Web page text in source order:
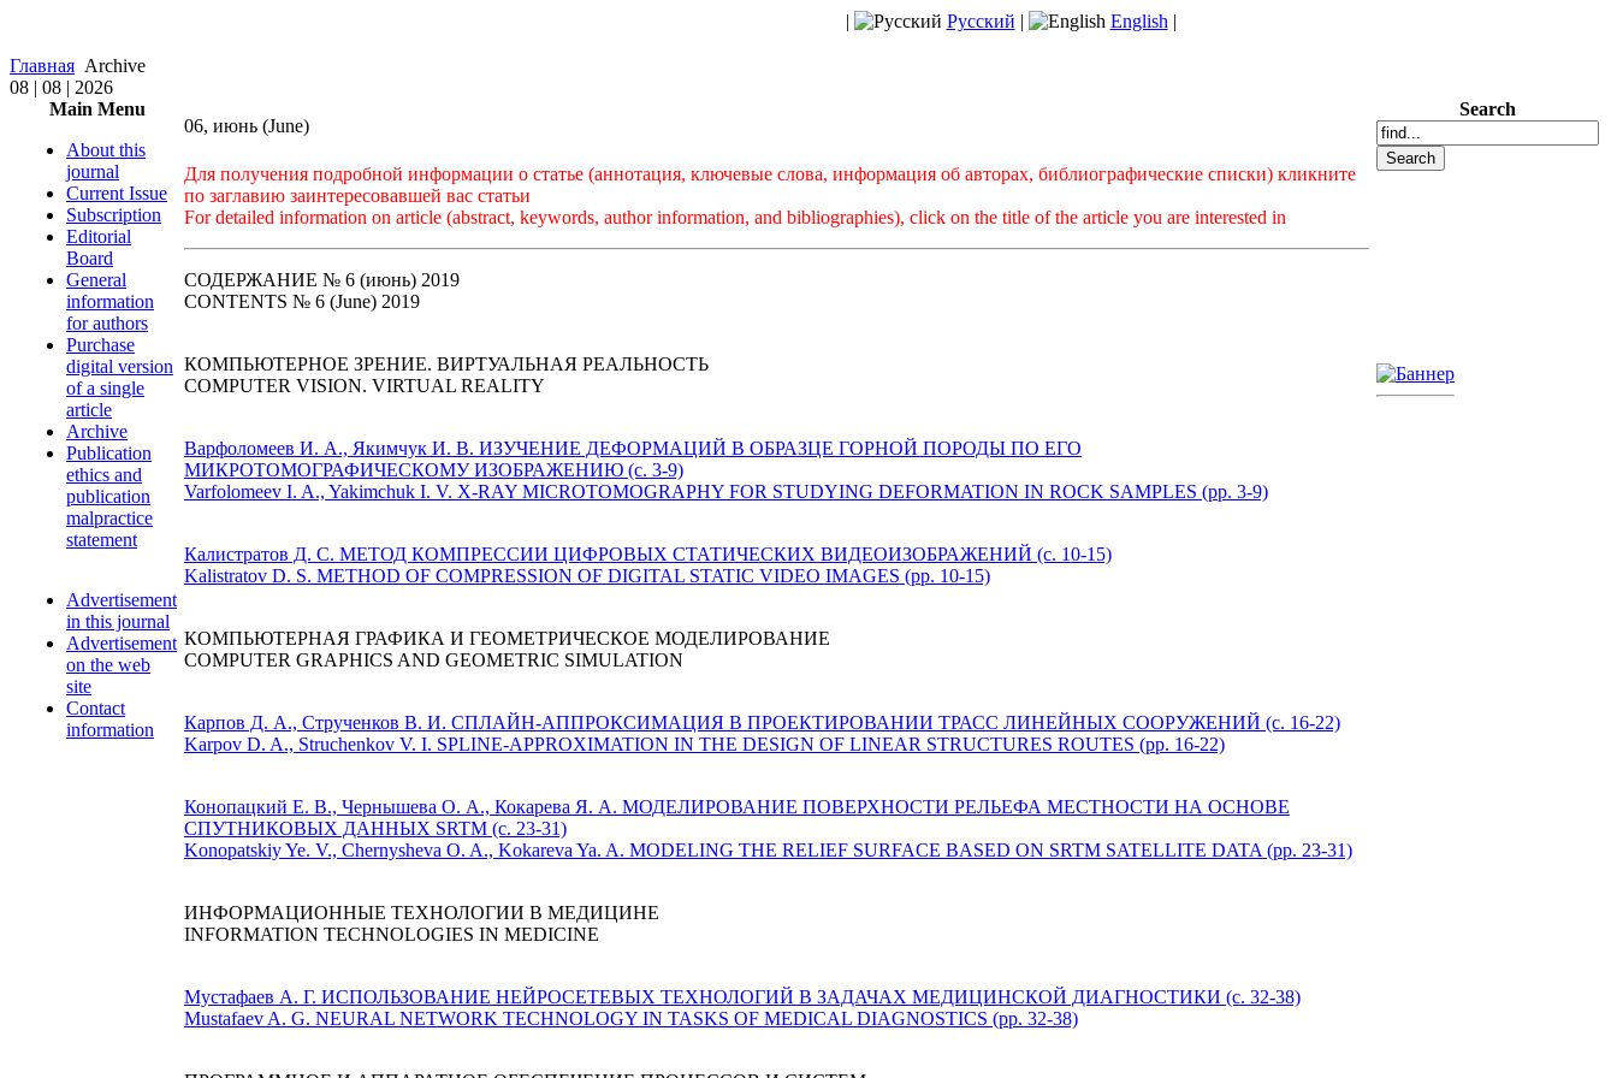
| Русский | English |
Главная Archive
08 | 08 | 2026
Main Menu
About this
journal
Current Issue
Subscription
Editorial
Board
General
information
for authors
Purchase
digital version
of a single
article
Archive
Publication
ethics and
publication
malpractice
statement
Advertisement
in this journal
Advertisement
on the web
site
Contact
information
06, июнь (June)
Для получения подробной информации о статье (аннотация, ключевые слова, информация об авторах, библиографические списки) кликните
по заглавию заинтересовавшей вас статьи
For detailed information on article (abstract, keywords, author information, and bibliographies), click on the title of the article you are interested in
СОДЕРЖАНИЕ № 6 (июнь) 2019
CONTENTS № 6 (June) 2019
КОМПЬЮТЕРНОЕ ЗРЕНИЕ. ВИРТУАЛЬНАЯ РЕАЛЬНОСТЬ
COMPUTER VISION. VIRTUAL REALITY
Варфоломеев И. А., Якимчук И. В. ИЗУЧЕНИЕ ДЕФОРМАЦИЙ В ОБРАЗЦЕ ГОРНОЙ ПОРОДЫ ПО ЕГО
МИКРОТОМОГРАФИЧЕСКОМУ ИЗОБРАЖЕНИЮ (с. 3-9)
Varfolomeev I. A., Yakimchuk I. V. X-RAY MICROTOMOGRAPHY FOR STUDYING DEFORMATION IN ROCK SAMPLES (pp. 3-9)
Калистратов Д. С. МЕТОД КОМПРЕССИИ ЦИФРОВЫХ СТАТИЧЕСКИХ ВИДЕОИЗОБРАЖЕНИЙ (с. 10-15)
Kalistratov D. S. METHOD OF COMPRESSION OF DIGITAL STATIC VIDEO IMAGES (pp. 10-15)
КОМПЬЮТЕРНАЯ ГРАФИКА И ГЕОМЕТРИЧЕСКОЕ МОДЕЛИРОВАНИЕ
COMPUTER GRAPHICS AND GEOMETRIC SIMULATION
Карпов Д. А., Струченков В. И. СПЛАЙН-АППРОКСИМАЦИЯ В ПРОЕКТИРОВАНИИ ТРАСС ЛИНЕЙНЫХ СООРУЖЕНИЙ (с. 16-22)
Karpov D. A., Struchenkov V. I. SPLINE-APPROXIMATION IN THE DESIGN OF LINEAR STRUCTURES ROUTES (pp. 16-22)
Конопацкий Е. В., Чернышева О. А., Кокарева Я. А. МОДЕЛИРОВАНИЕ ПОВЕРХНОСТИ РЕЛЬЕФА МЕСТНОСТИ НА ОСНОВЕ
СПУТНИКОВЫХ ДАННЫХ SRTM (с. 23-31)
Konopatskiy Ye. V., Chernysheva O. A., Kokareva Ya. A. MODELING THE RELIEF SURFACE BASED ON SRTM SATELLITE DATA (pp. 23-31)
ИНФОРМАЦИОННЫЕ ТЕХНОЛОГИИ В МЕДИЦИНЕ
INFORMATION TECHNOLOGIES IN MEDICINE
Мустафаев А. Г. ИСПОЛЬЗОВАНИЕ НЕЙРОСЕТЕВЫХ ТЕХНОЛОГИЙ В ЗАДАЧАХ МЕДИЦИНСКОЙ ДИАГНОСТИКИ (с. 32-38)
Mustafaev A. G. NEURAL NETWORK TECHNOLOGY IN TASKS OF MEDICAL DIAGNOSTICS (pp. 32-38)
Search